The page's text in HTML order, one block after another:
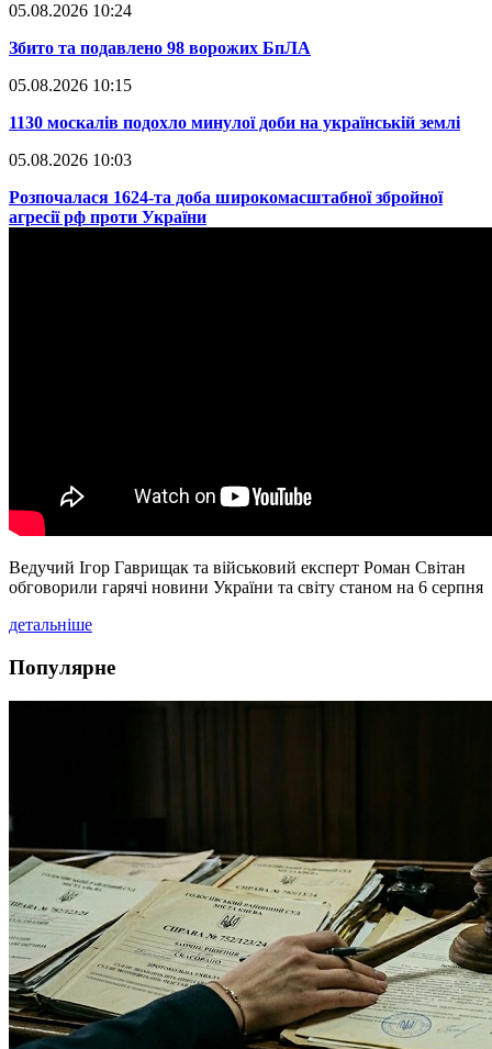
05.08.2026 10:24
​Збито та подавлено 98 ворожих БпЛА
05.08.2026 10:15
​1130 москалів подохло минулої доби на українській землі
05.08.2026 10:03
​Розпочалася 1624-та доба широкомасштабної збройної
агресії рф проти України
Ведучий Ігор Гаврищак та військовий експерт Роман Світан
обговорили гарячі новини України та світу станом на 6 серпня
детальніше
Популярне